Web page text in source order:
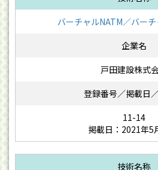
バーチャルNATM／バー
戸田建設株式
11-14
掲載日：2021年5